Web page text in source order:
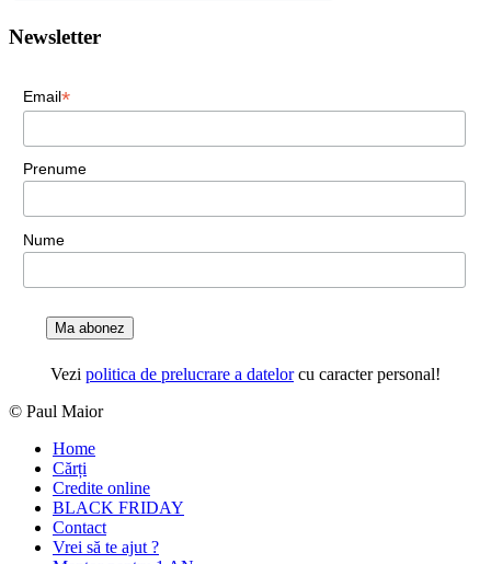
Newsletter
Email*
Prenume
Nume
Ma abonez
Vezi politica de prelucrare a datelorcu caracter personal!
© Paul Maior
Home
Cărți
Credite online
BLACK FRIDAY
Contact
Vrei să te ajut ?